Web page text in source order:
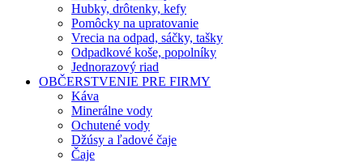
Hubky, drôtenky, kefy
Pomôcky na upratovanie
Vrecia na odpad, sáčky, tašky
Odpadkové koše, popolníky
Jednorazový riad
OBČERSTVENIE PRE FIRMY
Káva
Minerálne vody
Ochutené vody
Džúsy a ľadové čaje
Čaje